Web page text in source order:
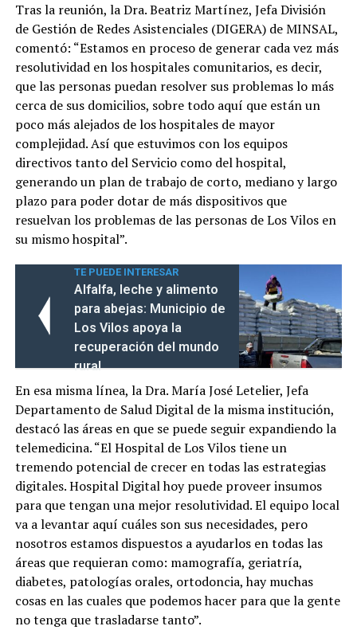
Tras la reunión, la Dra. Beatriz Martínez, Jefa División
de Gestión de Redes Asistenciales (DIGERA) de MINSAL,
comentó: “Estamos en proceso de generar cada vez más
resolutividad en los hospitales comunitarios, es decir,
que las personas puedan resolver sus problemas lo más
cerca de sus domicilios, sobre todo aquí que están un
poco más alejados de los hospitales de mayor
complejidad. Así que estuvimos con los equipos
directivos tanto del Servicio como del hospital,
generando un plan de trabajo de corto, mediano y largo
plazo para poder dotar de más dispositivos que
resuelvan los problemas de las personas de Los Vilos en
su mismo hospital”.
TE PUEDE INTERESAR
Alfalfa, leche y alimento
para abejas: Municipio de
Los Vilos apoya la
recuperación del mundo
rural
En esa misma línea, la Dra. María José Letelier, Jefa
Departamento de Salud Digital de la misma institución,
destacó las áreas en que se puede seguir expandiendo la
telemedicina. “El Hospital de Los Vilos tiene un
tremendo potencial de crecer en todas las estrategias
digitales. Hospital Digital hoy puede proveer insumos
para que tengan una mejor resolutividad. El equipo local
va a levantar aquí cuáles son sus necesidades, pero
nosotros estamos dispuestos a ayudarlos en todas las
áreas que requieran como: mamografía, geriatría,
diabetes, patologías orales, ortodoncia, hay muchas
cosas en las cuales que podemos hacer para que la gente
no tenga que trasladarse tanto”.